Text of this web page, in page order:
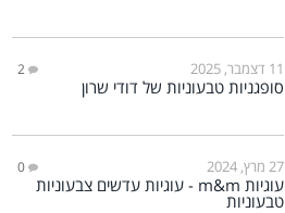
11 דצמבר, 2025 2
סופגניות טבעוניות של דודי שרון
27 מרץ, 2024 0
עוגיות m&m - עוגיות עדשים צבעוניות
טבעוניות